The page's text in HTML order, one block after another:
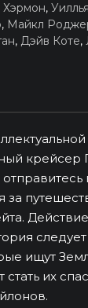
,
, Майкл
, Дэйв Коте,
крейсер
за
ищут
стать их